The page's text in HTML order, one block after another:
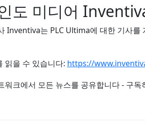
도 미디어
Inventiva는 PLC Ultima에 대한 기사를
읽을 수 있습니다: https://
워크에서 모든 뉴스를 공유합니다 - 구